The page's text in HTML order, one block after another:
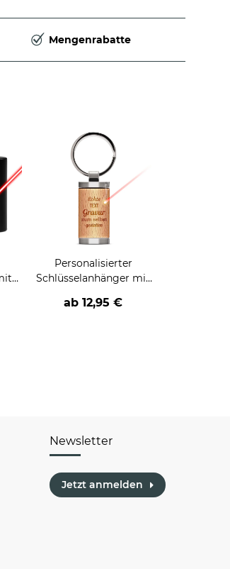
Mengenrabatte
Personalisierter
Schlüsselanhänger mit
rechteckig aus Echtholz
ab12,95 €
Newsletter
Jetzt anmelden